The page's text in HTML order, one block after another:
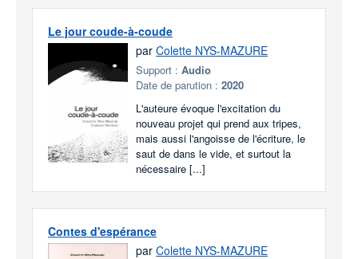
Le jour coude-à-coude
par Colette NYS-MAZURE
Support : Audio
Date de parution : 2020
L'auteure évoque l'excitation du
nouveau projet qui prend aux tripes,
mais aussi l'angoisse de l'écriture, le
saut de dans le vide, et surtout la
nécessaire [...]
Contes d'espérance
par Colette NYS-MAZURE